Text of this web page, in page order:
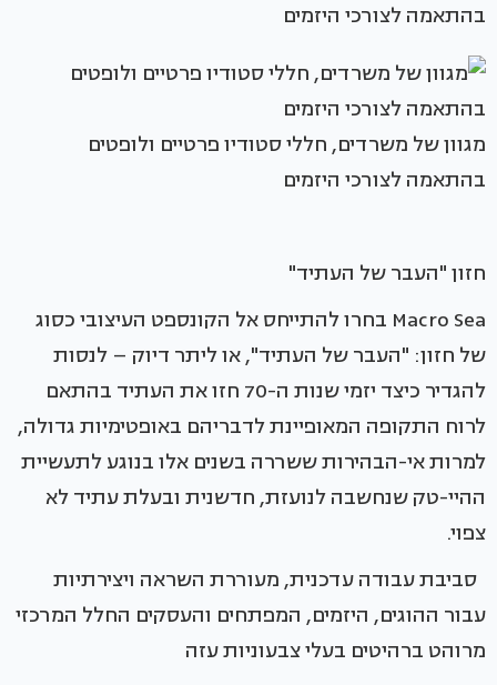
בהתאמה לצורכי היזמים
מגוון של משרדים, חללי סטודיו פרטיים ולופטים
בהתאמה לצורכי היזמים
חזון "העבר של העתיד"
Macro Sea בחרו להתייחס אל הקונספט העיצובי כסוג
של חזון: "העבר של העתיד", או ליתר דיוק – לנסות
להגדיר כיצד יזמי שנות ה-70 חזו את העתיד בהתאם
לרוח התקופה המאופיינת לדבריהם באופטימיות גדולה,
למרות אי-הבהירות ששררה בשנים אלו בנוגע לתעשיית
ההיי-טק שנחשבה לנועזת, חדשנית ובעלת עתיד לא
צפוי.
סביבת עבודה עדכנית, מעוררת השראה ויצירתיות
עבור ההוגים, היזמים, המפתחים והעסקים החלל המרכזי
מרוהט ברהיטים בעלי צבעוניות עזה